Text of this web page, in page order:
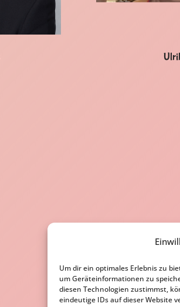
Um dir ein optimales Erlebnis zu
um Geräteinformationen zu
diesen Technologien zustimmst,
eindeutige IDs auf dieser Website